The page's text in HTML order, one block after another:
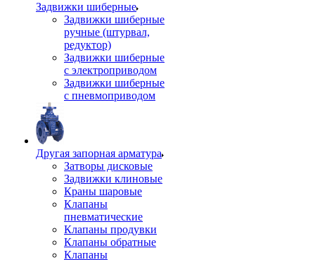
Задвижки шиберные
Задвижки шиберные
ручные (штурвал,
редуктор)
Задвижки шиберные
с электроприводом
Задвижки шиберные
с пневмоприводом
Другая запорная арматура
Затворы дисковые
Задвижки клиновые
Краны шаровые
Клапаны
пневматические
Клапаны продувки
Клапаны обратные
Клапаны